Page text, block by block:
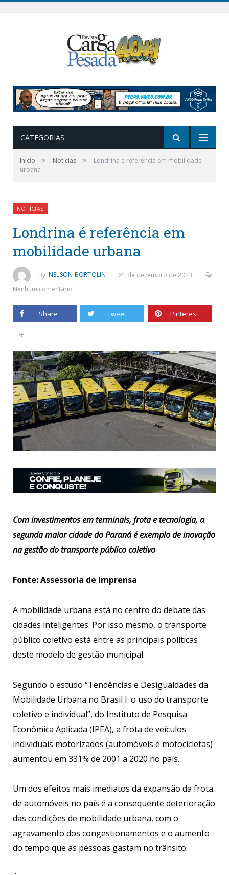
CATEGORIAS
Início » Notícias »
Londrina é referência em mobilidade
urbana
NOTÍCIAS
Londrina é referência em
mobilidade urbana
By NELSON BORTOLIN
21 de dezembro de 2023
Nenhum comentário
Share Tweet Pinterest
+
Com investimentos em terminais, frota e tecnologia, a
segunda maior cidade do Paraná é exemplo de inovação
na gestão do transporte público coletivo
Fonte: Assessoria de Imprensa
A mobilidade urbana está no centro do debate das
cidades inteligentes. Por isso mesmo, o transporte
público coletivo está entre as principais políticas
deste modelo de gestão municipal.
Segundo o estudo “Tendências e Desigualdades da
Mobilidade Urbana no Brasil I: o uso do transporte
coletivo e individual”, do Instituto de Pesquisa
Econômica Aplicada (IPEA), a frota de veículos
individuais motorizados (automóveis e motocicletas)
aumentou em 331% de 2001 a 2020 no país.
Um dos efeitos mais imediatos da expansão da frota
de automóveis no país é a consequente deterioração
das condições de mobilidade urbana, com o
agravamento dos congestionamentos e o aumento
do tempo que as pessoas gastam no trânsito.